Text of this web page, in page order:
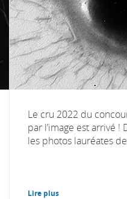
Le cru 2022 du
par l’image est arrivé !
les photos lauréates
Lire plus